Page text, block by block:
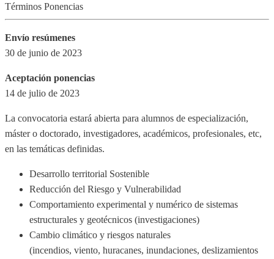
Términos Ponencias
Envío resúmenes
30 de junio de 2023
Aceptación ponencias
14 de julio de 2023
La convocatoria estará abierta para alumnos de especialización,
máster o doctorado, investigadores, académicos, profesionales, etc,
en las temáticas definidas.
Desarrollo territorial Sostenible
Reducción del Riesgo y Vulnerabilidad
Comportamiento experimental y numérico de sistemas
estructurales y geotécnicos (investigaciones)
Cambio climático y riesgos naturales
(incendios, viento, huracanes, inundaciones, deslizamientos